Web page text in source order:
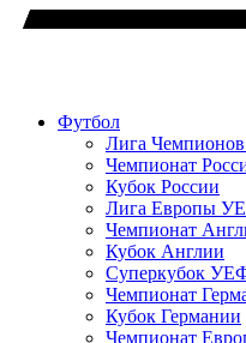
Футбол
Лига
Чемпионат
Кубок России
Лига Европы
Чемпионат
Кубок Англии
Суперкубок
Чемпионат
Кубок Германии
Чемпионат